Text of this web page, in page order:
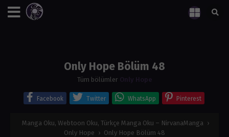
Only Hope Bölüm 48
Tüm bölümler Only Hope
Facebook Twitter WhatsApp Pinterest
Manga Oku, Webtoon Oku, Türkçe Manga Oku – NirvanaManga ›
Only Hope › Only Hope Bölüm 48